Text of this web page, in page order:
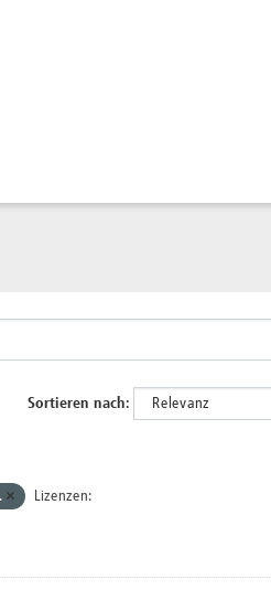
Sortieren nach
Lizenzen: